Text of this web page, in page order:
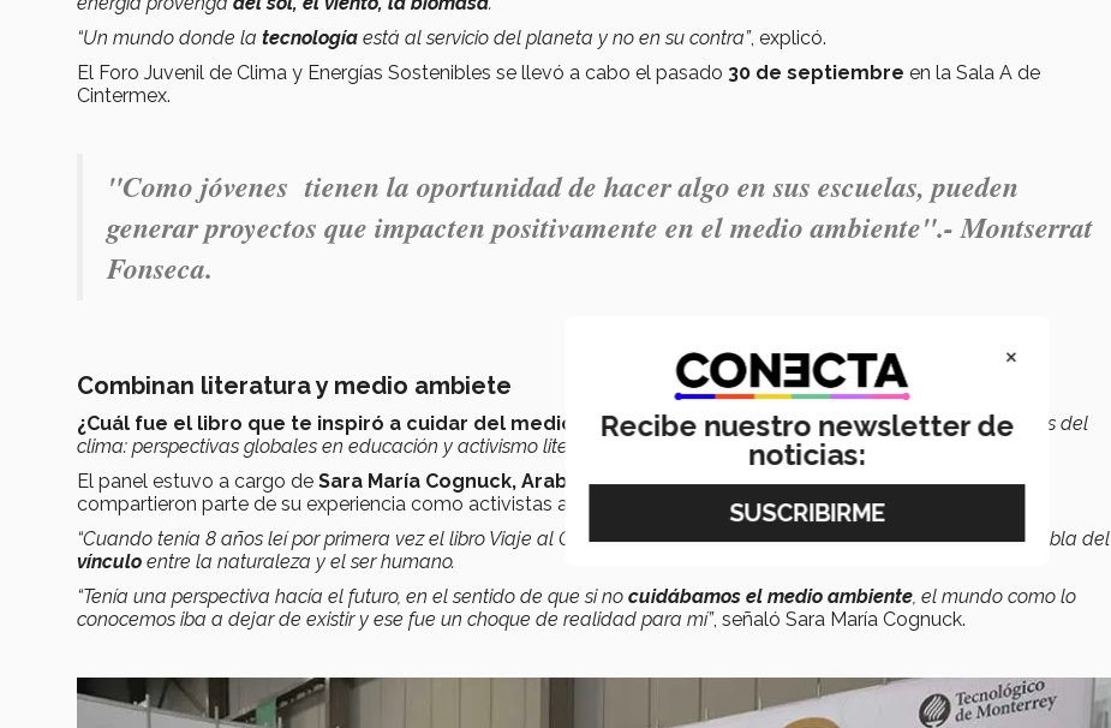
“Un mundo donde la tecnología está al servicio del planeta y no en su contra”, explicó.
El Foro Juvenil de Clima y Energías Sostenibles se llevó a cabo el pasado 30 de septiembre en la Sala A de
Cintermex.
"Como jóvenes tienen la oportunidad de hacer algo en sus escuelas, pueden
generar proyectos que impacten positivamente en el medio ambiente".- Montserrat
Fonseca.
Combinan literatura y medio ambiete
¿Cuál fue el libro que te inspiró a cuidar del medio ambiente?Con esta pregunta arrancó el panelVoces del
clima: perspectivas globales en educación y activismo literario
El panel estuvo a cargo de Sara María Cognuck, Arabel Alí, Ricardo Pineda y Mariana Casillas,quienes
compartieron parte de su experiencia como activistas ambientales.
“Cuando tenía 8 años leí por primera vez el libro Viaje al Centro de la Tierra, de Julio Verne, que en el trasfondo habla del
vínculo entre la naturaleza y el ser humano.
“Tenía una perspectiva hacía el futuro, en el sentido de que si no cuidábamos el medio ambiente, el mundo como lo
conocemos iba a dejar de existir y ese fue un choque de realidad para mí”, señaló Sara María Cognuck.
×
Recibe nuestro newsletter de
noticias: